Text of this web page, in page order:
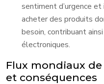
sentiment d’urgence
acheter des produits
besoin, contribuant
électroniques.
Flux mondiaux
et conséquences